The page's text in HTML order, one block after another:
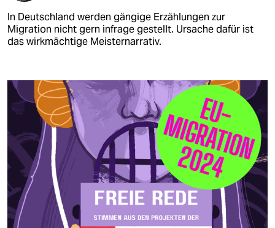
In Deutschland werden gängige Erzählungen zur
Migration nicht gern infrage gestellt. Ursache dafür ist
das wirkmächtige Meisternarrativ.